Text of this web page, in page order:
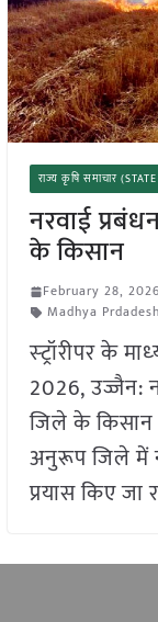
राज्य कृषि समाचार
नरवाई
के किसान
February 28, 2026
Madhya Prdadesh
स्‍ट्रॉरीपर के
2026, उज्जैन:
जिले के किसान
अनुरूप जिले में
प्रयास किए जा